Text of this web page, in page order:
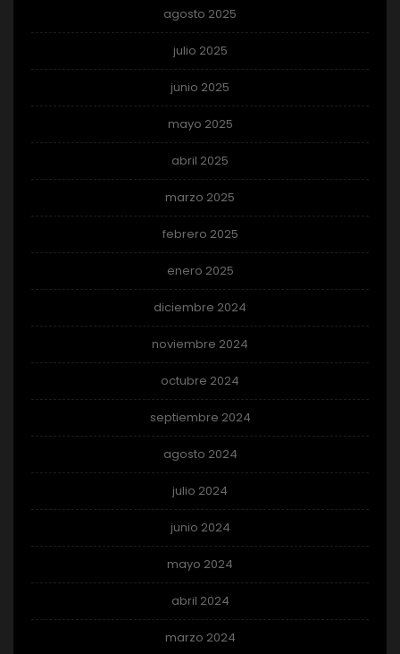
agosto 2025
julio 2025
junio 2025
mayo 2025
abril 2025
marzo 2025
febrero 2025
enero 2025
diciembre 2024
noviembre 2024
octubre 2024
septiembre 2024
agosto 2024
julio 2024
junio 2024
mayo 2024
abril 2024
marzo 2024